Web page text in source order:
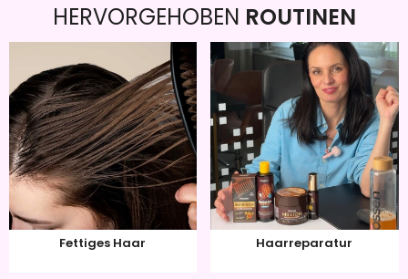
HERVORGEHOBEN ROUTINEN
Fettiges Haar Haarreparatur